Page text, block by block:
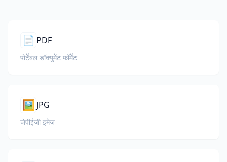
📄 PDF
पोर्टेबल डॉक्युमेंट फॉर्मेट
🖼️ JPG
जेपीईजी इमेज